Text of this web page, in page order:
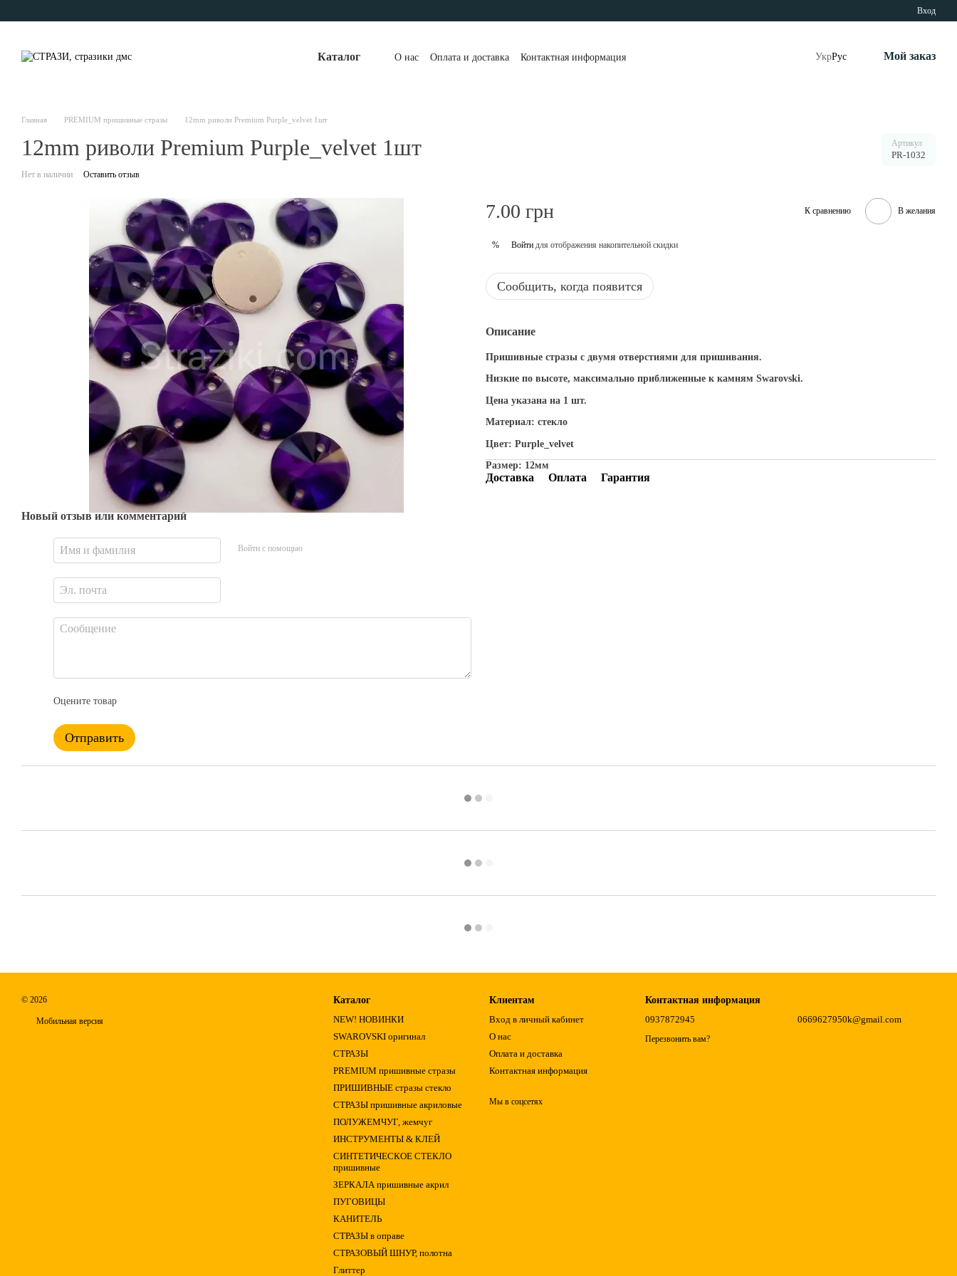
Вход
Каталог О нас Оплата и доставка Контактная информация УкрРус Мой заказ
Главная PREMIUM пришивные стразы 12mm риволи Premium Purple_velvet 1шт
12mm риволи Premium Purple_velvet 1шт Артикул
PR-1032
Нет в наличии Оставить отзыв
Новый отзыв или комментарий
Войти с помощью
Оцените товар
Отправить
7.00 грн К сравнению В желания
% Войти для отображения накопительной скидки
Сообщить, когда появится
Описание
Пришивные стразы с двумя отверстиями для пришивания.
Низкие по высоте, максимально приближенные к камням Swarovski.
Цена указана на 1 шт.
Материал: стекло
Цвет: Purple_velvet
Размер: 12мм
Доставка Оплата Гарантия
© 2026
Мобильная версия
Каталог
NEW! НОВИНКИ
SWAROVSKI оригинал
СТРАЗЫ
PREMIUM пришивные стразы
ПРИШИВНЫЕ стразы стекло
СТРАЗЫ пришивные акриловые
ПОЛУЖЕМЧУГ, жемчуг
ИНСТРУМЕНТЫ & КЛЕЙ
СИНТЕТИЧЕСКОЕ СТЕКЛО
пришивные
ЗЕРКАЛА пришивные акрил
ПУГОВИЦЫ
КАНИТЕЛЬ
СТРАЗЫ в оправе
СТРАЗОВЫЙ ШНУР, полотна
Глиттер
Клиентам
Вход в личный кабинет
О нас
Оплата и доставка
Контактная информация
Мы в соцсетях
Контактная информация
0937872945
Перезвонить вам?
0669627950k@gmail.com